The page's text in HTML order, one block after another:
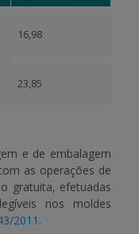
16,98
23,85
e de embalagem
as operações de
gratuita, efetuadas
nos moldes
2011 .